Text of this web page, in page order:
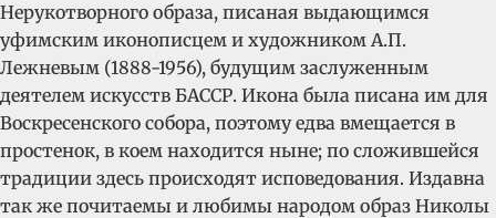
Нерукотворного образа, писаная выдающимся
уфимским иконописцем и художником А.П.
Лежневым (1888-1956), будущим заслуженным
деятелем искусств БАССР. Икона была писана им для
Воскресенского собора, поэтому едва вмещается в
простенок, в коем находится ныне; по сложившейся
традиции здесь происходят исповедования. Издавна
так же почитаемы и любимы народом образ Николы